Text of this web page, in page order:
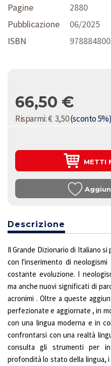
Pagine
2880
Pubblicazione
06/2025
ISBN
66,50 €
Risparmi: € 3,50(sconto 5%)
METTI
Descrizione
Il Grande Dizionario di Italiano
con l'inserimento di
costante evoluzione. I
ma anche nuovi significati di
acronimi . Oltre a queste
perfezionate e aggiornate , in
con una lingua moderna e in
confrontarsi con una realtà
consulta gli strumenti per
profondità lo stato della lingua,